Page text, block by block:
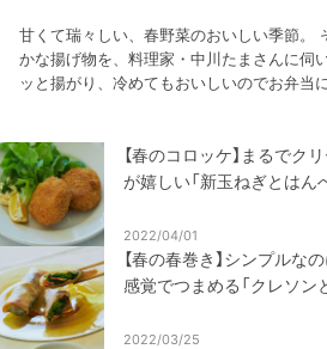
甘くて瑞々しい、春野菜のおいしい季節。
かな揚げ物を、料理家・中川たまさんに伺
ッと揚がり、冷めてもおいしいのでお弁当
【春のコロッケ】まるでク
が嬉しい「新玉ねぎとはん
2022/04/01
【春の春巻き】シンプルな
感覚でつまめる「クレソン
2022/03/25